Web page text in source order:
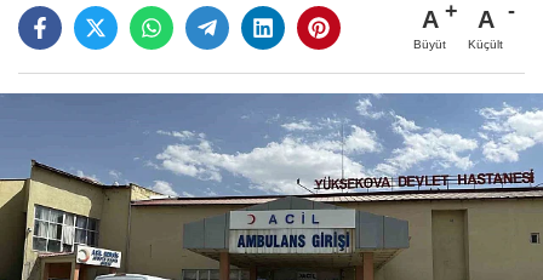
A
Büyüt
A
Küçült